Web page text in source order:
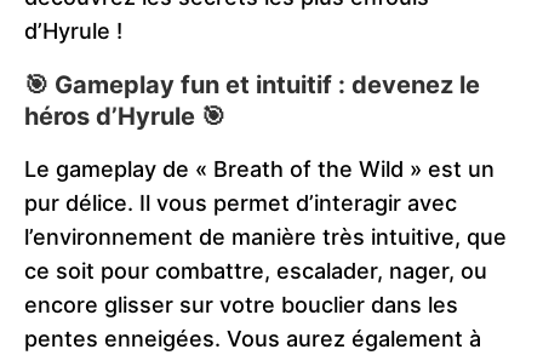
d’Hyrule !
🎯 Gameplay fun et intuitif : devenez le
héros d’Hyrule 🎯
Le gameplay de « Breath of the Wild » est un
pur délice. Il vous permet d’interagir avec
l’environnement de manière très intuitive, que
ce soit pour combattre, escalader, nager, ou
encore glisser sur votre bouclier dans les
pentes enneigées. Vous aurez également à